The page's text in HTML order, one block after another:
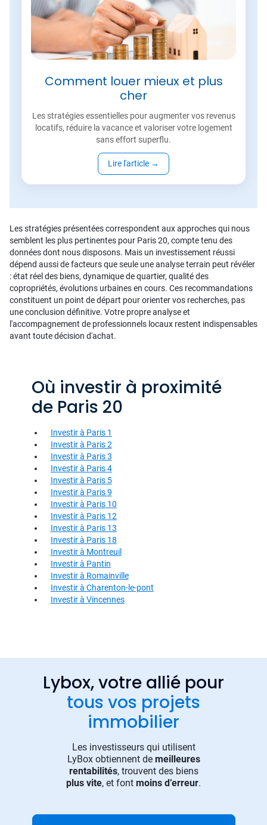
Comment louer mieux et plus
cher
Les stratégies essentielles pour augmenter vos revenus
locatifs, réduire la vacance et valoriser votre logement
sans effort superflu.
Lire l'article →
Les stratégies présentées correspondent aux approches qui nous
semblent les plus pertinentes pour Paris 20, compte tenu des
données dont nous disposons. Mais un investissement réussi
dépend aussi de facteurs que seule une analyse terrain peut révéler
: état réel des biens, dynamique de quartier, qualité des
copropriétés, évolutions urbaines en cours. Ces recommandations
constituent un point de départ pour orienter vos recherches, pas
une conclusion définitive. Votre propre analyse et
l'accompagnement de professionnels locaux restent indispensables
avant toute décision d'achat.
Où investir à proximité
de Paris 20
Investir à Paris 1
Investir à Paris 2
Investir à Paris 3
Investir à Paris 4
Investir à Paris 5
Investir à Paris 9
Investir à Paris 10
Investir à Paris 12
Investir à Paris 13
Investir à Paris 18
Investir à Montreuil
Investir à Pantin
Investir à Romainville
Investir à Charenton-le-pont
Investir à Vincennes
Lybox, votre allié pour
tous vos projets
immobilier
Les investisseurs qui utilisent
LyBox obtiennent de meilleures
rentabilités, trouvent des biens
plus vite, et font moins d’erreur.